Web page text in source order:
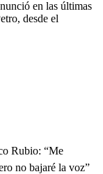
en las últimas
desde el
Rubio: “Me
no bajaré la voz”